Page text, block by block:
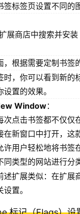
签标签页设置不同的
展商店中搜索并安装
根据需要定制书签
时，你可以看到新的
置的效果。
Window：
次点击书签都不仅仅
在新窗口中打开，这
许用户轻松地将书签
类型的网站进行分
述扩展类似：在扩展
置。